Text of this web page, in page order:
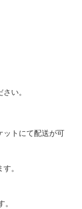
さい。
トにて配送が可
。